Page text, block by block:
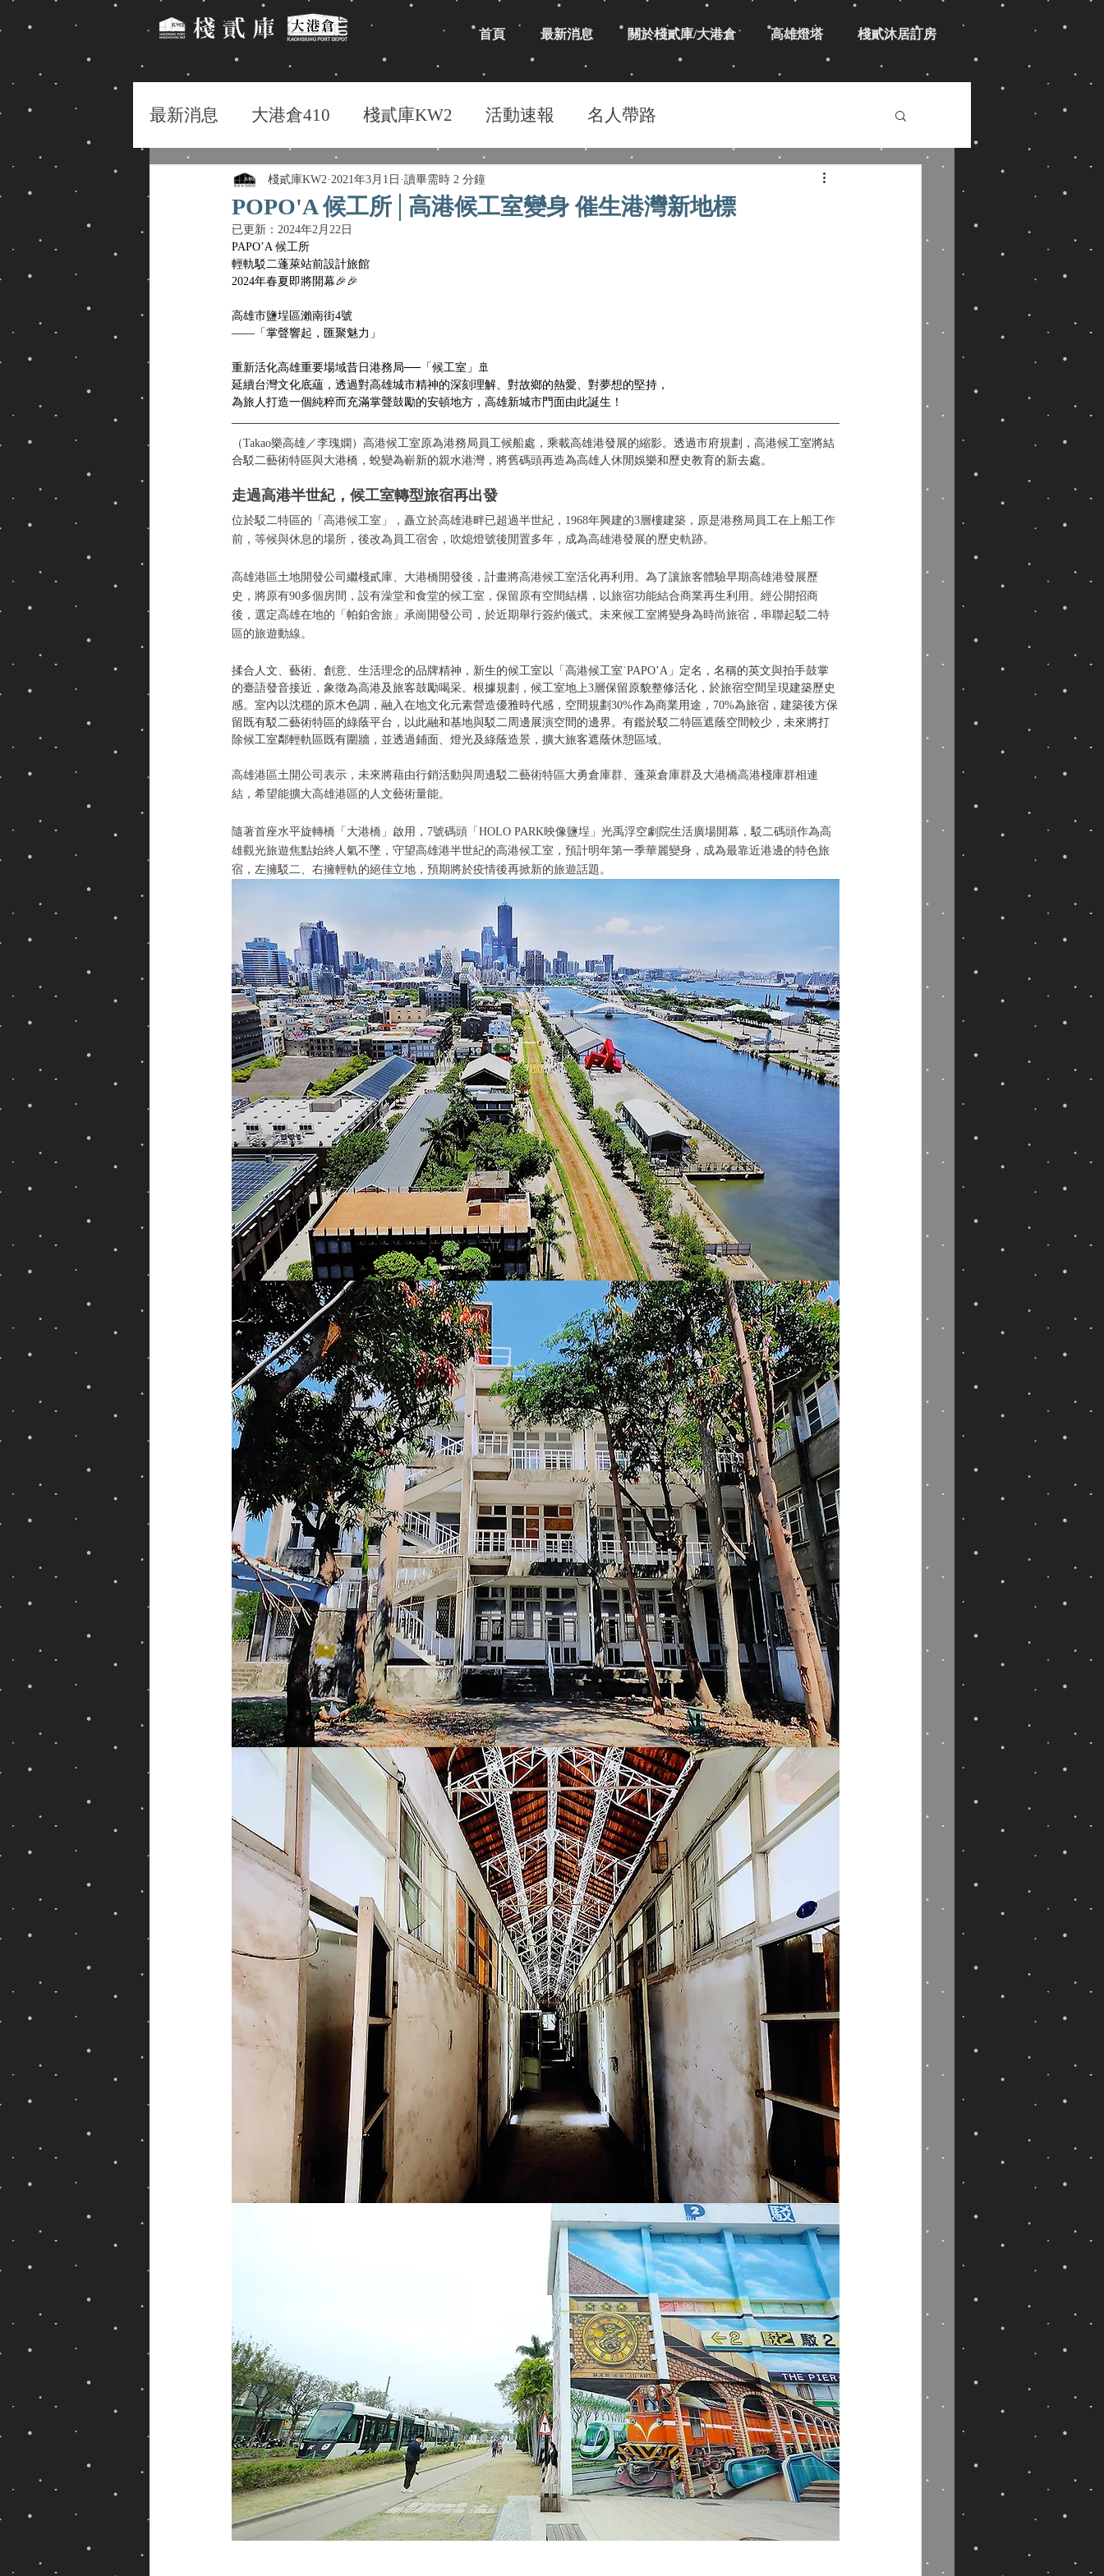
首頁 最新消息 關於棧貳庫/大港倉 高雄燈塔 棧貳沐居訂房
最新消息 大港倉410 棧貳庫KW2 活動速報 名人帶路
POPO'A 候工所│高港候工室變身 催生港灣新地標
棧貳庫KW2 2021年3月1日 讀畢需時 2 分鐘
已更新： 2024年2月22日
PAPO’A 候工所
輕軌駁二蓬萊站前設計旅館
2024年春夏即將開幕🎉🎉
高雄市鹽埕區瀨南街4號
——「掌聲響起，匯聚魅力」
重新活化高雄重要場域昔日港務局──「候工室」🚢
延續台灣文化底蘊，透過對高雄城市精神的深刻理解、對故鄉的熱愛、對夢想的堅持，
為旅人打造一個純粹而充滿掌聲鼓勵的安頓地方，高雄新城市門面由此誕生！
（Takao樂高雄／李瑰嫻 ）高港候工室原為港務局員工候船處，乘載高雄港發展的縮影。透過市府規劃，高港候工室將結
合駁二藝術特區與大港橋，蛻變為嶄新的親水港灣，將舊碼頭再造為高雄人休閒娛樂和歷史教育的新去處。
走過高港半世紀，候工室轉型旅宿再出發
位於駁二特區的「高港候工室」，矗立於高雄港畔已超過半世紀，1968年興建的3層樓建築，原是港務局員工在上船工作
前，等候與休息的場所，後改為員工宿舍，吹熄燈號後閒置多年，成為高雄港發展的歷史軌跡。
高雄港區土地開發公司繼棧貳庫、大港橋開發後，計畫將高港候工室活化再利用。為了讓旅客體驗早期高雄港發展歷
史，將原有90多個房間，設有澡堂和食堂的候工室，保留原有空間結構，以旅宿功能結合商業再生利用。經公開招商
後，選定高雄在地的「帕鉑舍旅」承崗開發公司，於近期舉行簽約儀式。未來候工室將變身為時尚旅宿，串聯起駁二特
區的旅遊動線。
揉合人文、藝術、創意、生活理念的品牌精神，新生的候工室以「高港候工室˙PAPO’A」定名，名稱的英文與拍手鼓掌
的臺語發音接近，象徵為高港及旅客鼓勵喝采。根據規劃，候工室地上3層保留原貌整修活化，於旅宿空間呈現建築歷史
感。室內以沈穩的原木色調，融入在地文化元素營造優雅時代感，空間規劃30%作為商業用途，70%為旅宿，建築後方保
留既有駁二藝術特區的綠蔭平台，以此融和基地與駁二周邊展演空間的邊界。有鑑於駁二特區遮蔭空間較少，未來將打
除候工室鄰輕軌區既有圍牆，並透過鋪面、燈光及綠蔭造景，擴大旅客遮蔭休憩區域。
高雄港區土開公司表示，未來將藉由行銷活動與周邊駁二藝術特區大勇倉庫群、蓬萊倉庫群及大港橋高港棧庫群相連
結，希望能擴大高雄港區的人文藝術量能。
隨著首座水平旋轉橋「大港橋」啟用，7號碼頭「HOLO PARK映像鹽埕」光禹浮空劇院生活廣場開幕，駁二碼頭作為高
雄觀光旅遊焦點始終人氣不墜，守望高雄港半世紀的高港候工室，預計明年第一季華麗變身，成為最靠近港邊的特色旅
宿，左擁駁二、右擁輕軌的絕佳立地，預期將於疫情後再掀新的旅遊話題。